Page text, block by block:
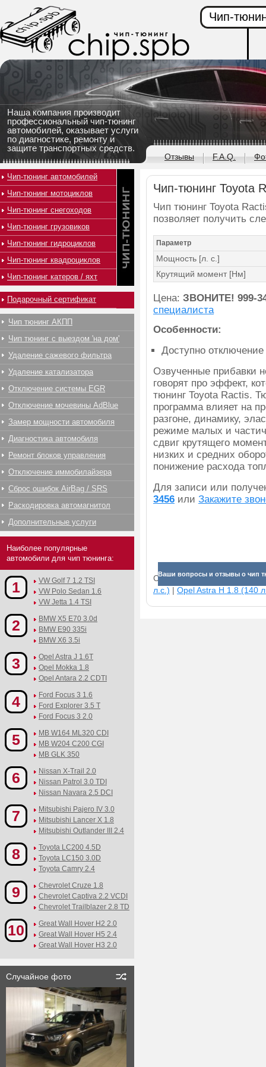
Наша компания производит
профессиональный чип-тюнинг
автомобилей, оказывает услуги
по диагностике, ремонту и
защите транспортных средств.
Чип-
Отзывы F.A.Q.
Чип-тюнинг Toyota
Чип тюнинг Toyota
позволяет получить
Параметр
Мощность [л. с.]
Крутящий момент [Нм]
Цена: ЗВОНИТЕ! 999-
специалиста
Особенности:
Доступно отключение
Озвученные прибавки
говорят про эффект,
тюнинг Toyota Ractis.
программа влияет на
разгоне, динамику,
режиме малых и
сдвиг крутящего
низких и средних
понижение расхода
Для записи или
3456 или Закажите
Ваши вопросы и отзывы о чип
Смотрите прибавки для
л.с.) | Opel Astra H 1.8 (140
Чип-тюнинг автомобилей
Чип-тюнинг мотоциклов
Чип-тюнинг снегоходов
Чип-тюнинг грузовиков
Чип-тюнинг гидроциклов
Чип-тюнинг квадроциклов
Чип-тюнинг катеров / яхт
Подарочный сертификат
Чип тюнинг АКПП
Чип тюнинг с выездом 'на дом'
Удаление сажевого фильтра
Удаление катализатора
Отключение системы EGR
Отключение мочевины AdBlue
Замер мощности автомобиля
Диагностика автомобиля
Ремонт блоков управления
Отключение иммобилайзера
Сброс ошибок AirBag / SRS
Раскодировка автомагнитол
Дополнительные услуги
Наиболее популярные
автомобили для чип тюнинга:
1
VW Golf 7 1.2 TSI
VW Polo Sedan 1.6
VW Jetta 1.4 TSI
2
BMW X5 E70 3.0d
BMW E90 335i
BMW X6 3.5i
3
Opel Astra J 1.6T
Opel Mokka 1.8
Opel Antara 2.2 CDTI
4
Ford Focus 3 1.6
Ford Explorer 3.5 T
Ford Focus 3 2.0
5
MB W164 ML320 CDI
MB W204 C200 CGI
MB GLK 350
6
Nissan X-Trail 2.0
Nissan Patrol 3.0 TDI
Nissan Navara 2.5 DCI
7
Mitsubishi Pajero IV 3.0
Mitsubishi Lancer X 1.8
Mitsubishi Outlander III 2.4
8
Toyota LC200 4.5D
Toyota LC150 3.0D
Toyota Camry 2.4
9
Chevrolet Cruze 1.8
Chevrolet Captiva 2.2 VCDI
Chevrolet Trailblazer 2.8 TD
10
Great Wall Hover H2 2.0
Great Wall Hover H5 2.4
Great Wall Hover H3 2.0
Случайное фото